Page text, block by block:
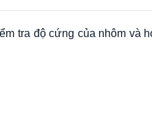
tra độ cứng của nhôm và